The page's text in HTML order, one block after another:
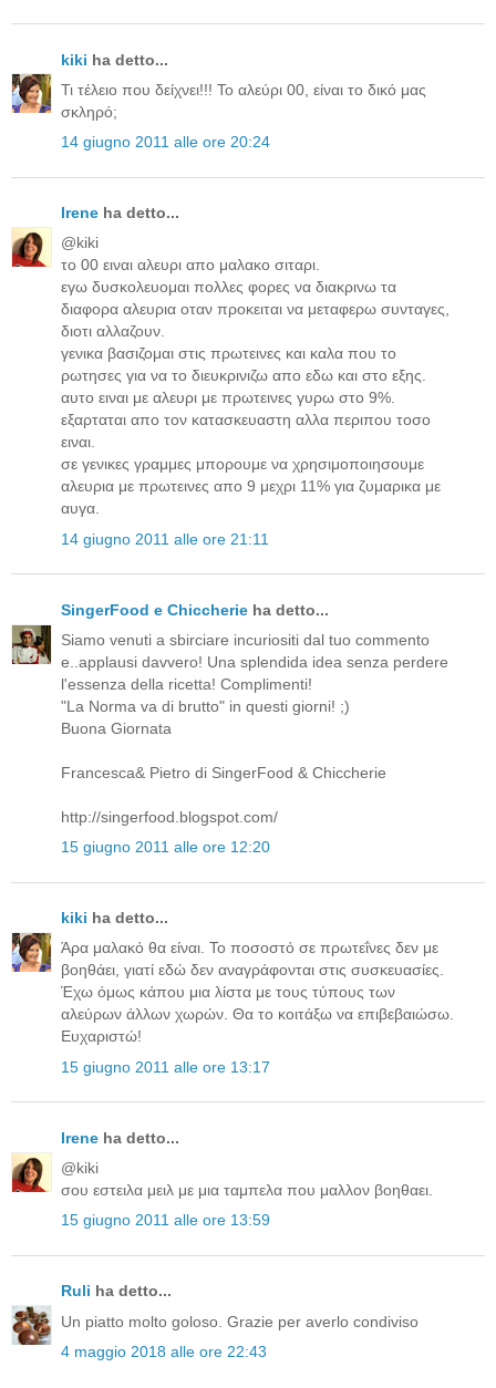
kiki ha detto...
Τι τέλειο που δείχνει!!! Το αλεύρι 00, είναι το δικό μας
σκληρό;
14 giugno 2011 alle ore 20:24
Irene ha detto...
@kiki
το 00 ειναι αλευρι απο μαλακο σιταρι.
εγω δυσκολευομαι πολλες φορες να διακρινω τα
διαφορα αλευρια οταν προκειται να μεταφερω συνταγες,
διοτι αλλαζουν.
γενικα βασιζομαι στις πρωτεινες και καλα που το
ρωτησες για να το διευκρινιζω απο εδω και στο εξης.
αυτο ειναι με αλευρι με πρωτεινες γυρω στο 9%.
εξαρταται απο τον κατασκευαστη αλλα περιπου τοσο
ειναι.
σε γενικες γραμμες μπορουμε να χρησιμοποιησουμε
αλευρια με πρωτεινες απο 9 μεχρι 11% για ζυμαρικα με
αυγα.
14 giugno 2011 alle ore 21:11
SingerFood e Chiccherie ha detto...
Siamo venuti a sbirciare incuriositi dal tuo commento
e..applausi davvero! Una splendida idea senza perdere
l'essenza della ricetta! Complimenti!
"La Norma va di brutto" in questi giorni! ;)
Buona Giornata
Francesca& Pietro di SingerFood & Chiccherie
http://singerfood.blogspot.com/
15 giugno 2011 alle ore 12:20
kiki ha detto...
Άρα μαλακό θα είναι. Το ποσοστό σε πρωτεΐνες δεν με
βοηθάει, γιατί εδώ δεν αναγράφονται στις συσκευασίες.
Έχω όμως κάπου μια λίστα με τους τύπους των
αλεύρων άλλων χωρών. Θα το κοιτάξω να επιβεβαιώσω.
Ευχαριστώ!
15 giugno 2011 alle ore 13:17
Irene ha detto...
@kiki
σου εστειλα μειλ με μια ταμπελα που μαλλον βοηθαει.
15 giugno 2011 alle ore 13:59
Ruli ha detto...
Un piatto molto goloso. Grazie per averlo condiviso
4 maggio 2018 alle ore 22:43